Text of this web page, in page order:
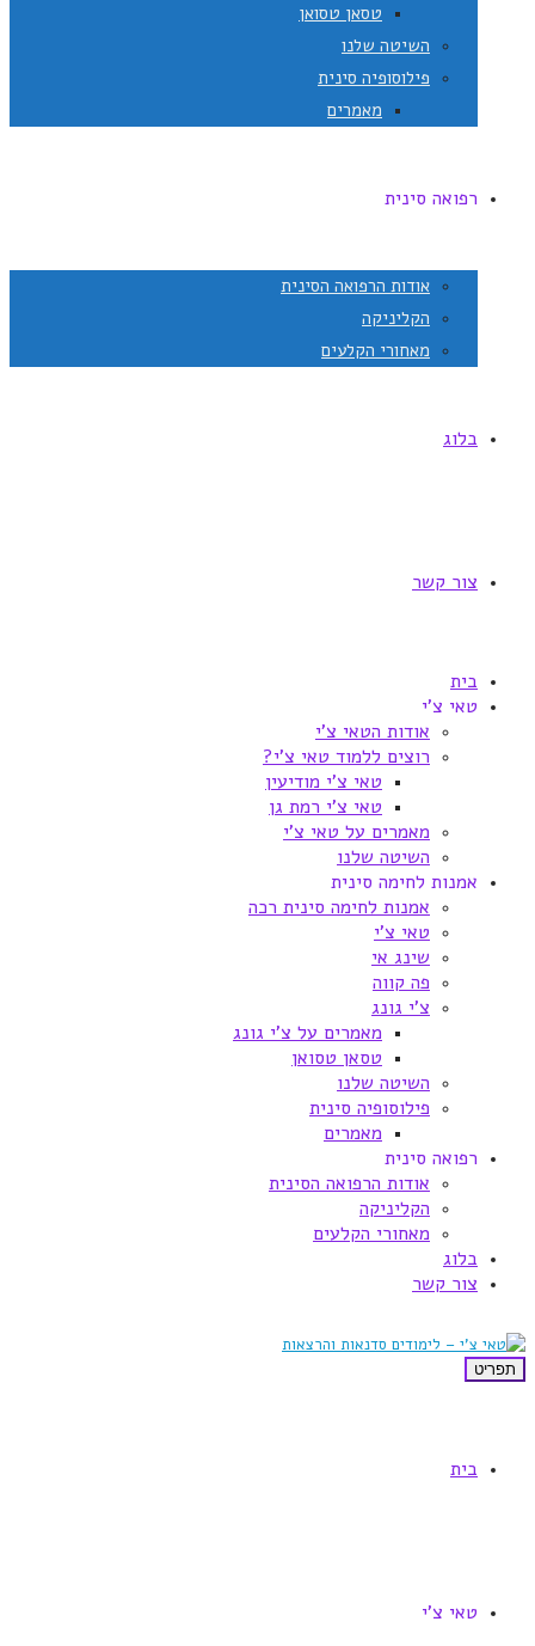
טסאן טסואן
השיטה שלנו
פילוסופיה סינית
מאמרים
רפואה סינית
אודות הרפואה הסינית
הקליניקה
מאחורי הקלעים
בלוג
צור קשר
בית
טאי צ'י
אודות הטאי צ'י
רוצים ללמוד טאי צ'י?
טאי צ'י מודיעין
טאי צ'י רמת גן
מאמרים על טאי צ'י
השיטה שלנו
אמנות לחימה סינית
אמנות לחימה סינית רכה
טאי צ'י
שינג אי
פה קווה
צ'י גונג
מאמרים על צ'י גונג
טסאן טסואן
השיטה שלנו
פילוסופיה סינית
מאמרים
רפואה סינית
אודות הרפואה הסינית
הקליניקה
מאחורי הקלעים
בלוג
צור קשר
תפריט
בית
טאי צ'י